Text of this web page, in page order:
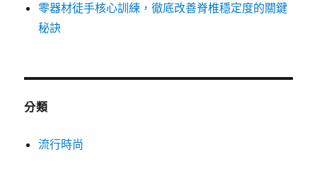
零器材徒手核心訓練，徹底改善脊椎穩定度的關鍵
秘訣
分類
流行時尚